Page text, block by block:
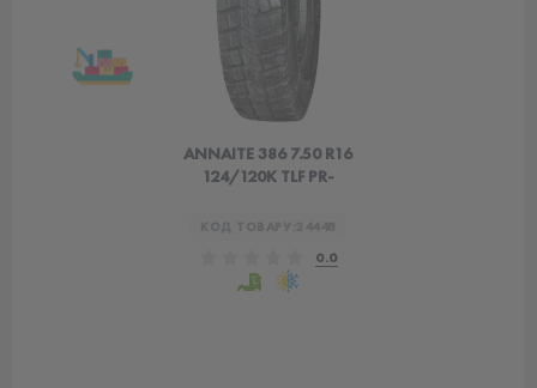
ANNAITE 386 7.50 R16
124/120K TLF PR-
24448
0.0